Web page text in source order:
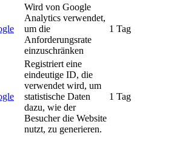
Wird von Google
Analytics verwendet,
um die
Anforderungsrate
einzuschränken
1 Tag
Registriert eine
eindeutige ID, die
verwendet wird, um
statistische Daten
dazu, wie der
Besucher die Website
nutzt, zu generieren.
1 Tag